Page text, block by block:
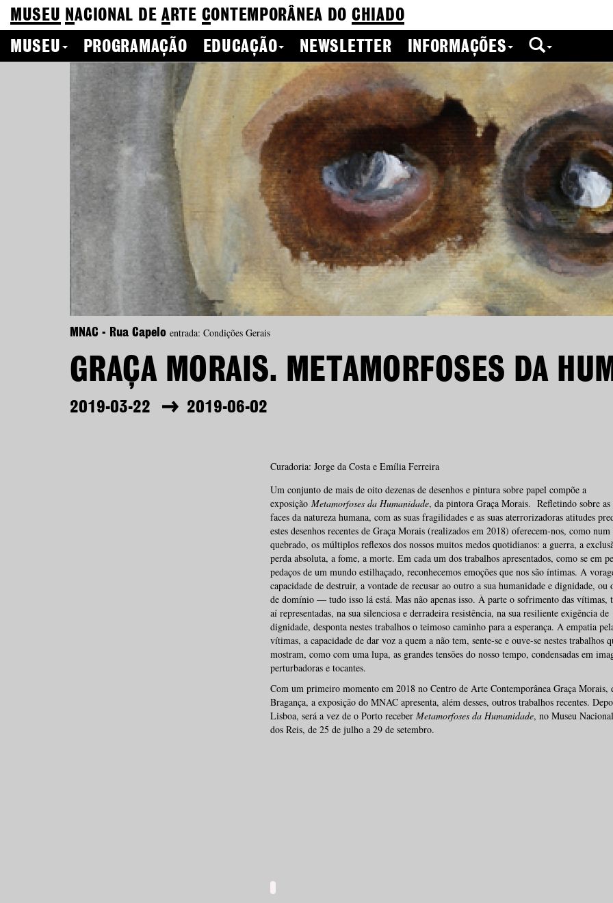
MUSEU NACIONAL DEA RTE CONTEMPORÂNEA DO CHIADO
MUSEU
PROGRAMAÇÃO EDUCAÇÃO NEWSLETTER INFORMAÇÕES
MNAC - Rua Capelo entrada: Condições Gerais
GRAÇA MORAIS. METAMORFOSES DA
2019-03-22 2019-06-02
Curadoria: Jorge da Costa e Emília Ferreira
Um conjunto de mais de oito dezenas de desenhos e pintura sobre papel compõe a
exposição Metamorfoses da Humanidade, da pintora Graça Morais. Refletindo sobre
faces da natureza humana, com as suas fragilidades e as suas aterrorizadoras atitudes
estes desenhos recentes de Graça Morais (realizados em 2018) oferecem-nos, como num
quebrado, os múltiplos reflexos dos nossos muitos medos quotidianos: a guerra, a
perda absoluta, a fome, a morte. Em cada um dos trabalhos apresentados, como se em
pedaços de um mundo estilhaçado, reconhecemos emoções que nos são íntimas. A
capacidade de destruir, a vontade de recusar ao outro a sua humanidade e dignidade, ou
de domínio — tudo isso lá está. Mas não apenas isso. À parte o sofrimento das vítimas,
aí representadas, na sua silenciosa e derradeira resistência, na sua resiliente exigência de
dignidade, desponta nestes trabalhos o teimoso caminho para a esperança. A empatia
vítimas, a capacidade de dar voz a quem a não tem, sente-se e ouve-se nestes trabalhos
mostram, como com uma lupa, as grandes tensões do nosso tempo, condensadas em
perturbadoras e tocantes.
Com um primeiro momento em 2018 no Centro de Arte Contemporânea Graça Morais,
Bragança, a exposição do MNAC apresenta, além desses, outros trabalhos recentes.
Lisboa, será a vez de o Porto receber Metamorfoses da Humanidade, no Museu
dos Reis, de 25 de julho a 29 de setembro.